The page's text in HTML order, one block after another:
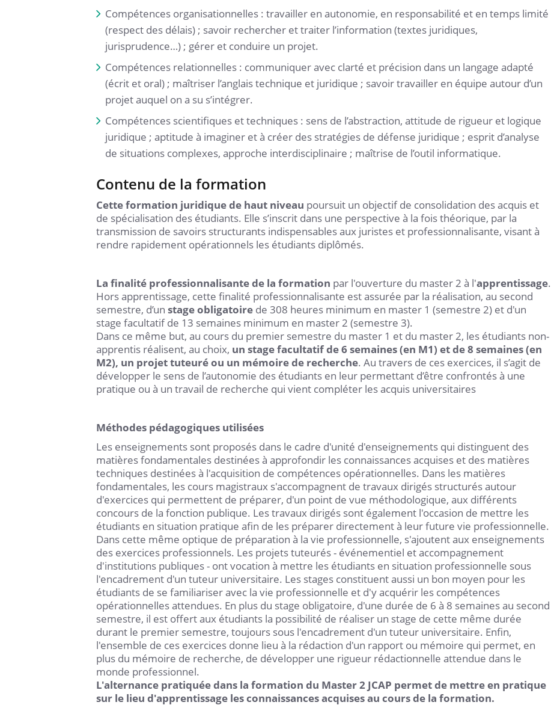
Compétences organisationnelles : travailler en autonomie, en responsabilité et en temps limité
(respect des délais) ; savoir rechercher et traiter l’information (textes juridiques,
jurisprudence…) ; gérer et conduire un projet.
Compétences relationnelles : communiquer avec clarté et précision dans un langage adapté
(écrit et oral) ; maîtriser l’anglais technique et juridique ; savoir travailler en équipe autour d’un
projet auquel on a su s’intégrer.
Compétences scientifiques et techniques : sens de l’abstraction, attitude de rigueur et logique
juridique ; aptitude à imaginer et à créer des stratégies de défense juridique ; esprit d’analyse
de situations complexes, approche interdisciplinaire ; maîtrise de l’outil informatique.
Contenu de la formation
Cette formation juridique de haut niveau poursuit un objectif de consolidation des acquis et
de spécialisation des étudiants. Elle s’inscrit dans une perspective à la fois théorique, par la
transmission de savoirs structurants indispensables aux juristes et professionnalisante, visant à
rendre rapidement opérationnels les étudiants diplômés.
La finalité professionnalisante de la formation par l'ouverture du master 2 à l'apprentissage.
Hors apprentissage, cette finalité professionnalisante est assurée par la réalisation, au second
semestre, d’un stage obligatoire de 308 heures minimum en master 1 (semestre 2) et d'un
stage facultatif de 13 semaines minimum en master 2 (semestre 3).
Dans ce même but, au cours du premier semestre du master 1 et du master 2, les étudiants non-
apprentis réalisent, au choix, un stage facultatif de 6 semaines (en M1) et de 8 semaines (en
M2), un projet tuteuré ou un mémoire de recherche. Au travers de ces exercices, il s’agit de
développer le sens de l’autonomie des étudiants en leur permettant d’être confrontés à une
pratique ou à un travail de recherche qui vient compléter les acquis universitaires
Méthodes pédagogiques utilisées
Les enseignements sont proposés dans le cadre d'unité d'enseignements qui distinguent des
matières fondamentales destinées à approfondir les connaissances acquises et des matières
techniques destinées à l'acquisition de compétences opérationnelles. Dans les matières
fondamentales, les cours magistraux s'accompagnent de travaux dirigés structurés autour
d'exercices qui permettent de préparer, d'un point de vue méthodologique, aux différents
concours de la fonction publique. Les travaux dirigés sont également l'occasion de mettre les
étudiants en situation pratique afin de les préparer directement à leur future vie professionnelle.
Dans cette même optique de préparation à la vie professionnelle, s'ajoutent aux enseignements
des exercices professionnels. Les projets tuteurés - événementiel et accompagnement
d'institutions publiques - ont vocation à mettre les étudiants en situation professionnelle sous
l'encadrement d'un tuteur universitaire. Les stages constituent aussi un bon moyen pour les
étudiants de se familiariser avec la vie professionnelle et d'y acquérir les compétences
opérationnelles attendues. En plus du stage obligatoire, d'une durée de 6 à 8 semaines au second
semestre, il est offert aux étudiants la possibilité de réaliser un stage de cette même durée
durant le premier semestre, toujours sous l'encadrement d'un tuteur universitaire. Enfin,
l'ensemble de ces exercices donne lieu à la rédaction d'un rapport ou mémoire qui permet, en
plus du mémoire de recherche, de développer une rigueur rédactionnelle attendue dans le
monde professionnel.
L'alternance pratiquée dans la formation du Master 2 JCAP permet de mettre en pratique
sur le lieu d'apprentissage les connaissances acquises au cours de la formation.